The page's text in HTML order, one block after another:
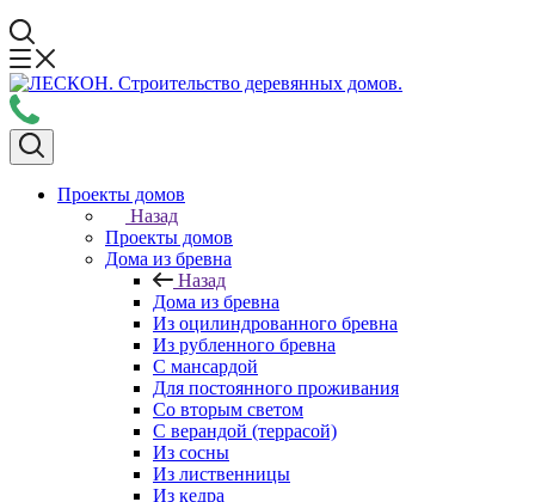
Проекты домов
Назад
Проекты домов
Дома из бревна
Назад
Дома из бревна
Из оцилиндрованного бревна
Из рубленного бревна
С мансардой
Для постоянного проживания
Со вторым светом
С верандой (террасой)
Из сосны
Из лиственницы
Из кедра